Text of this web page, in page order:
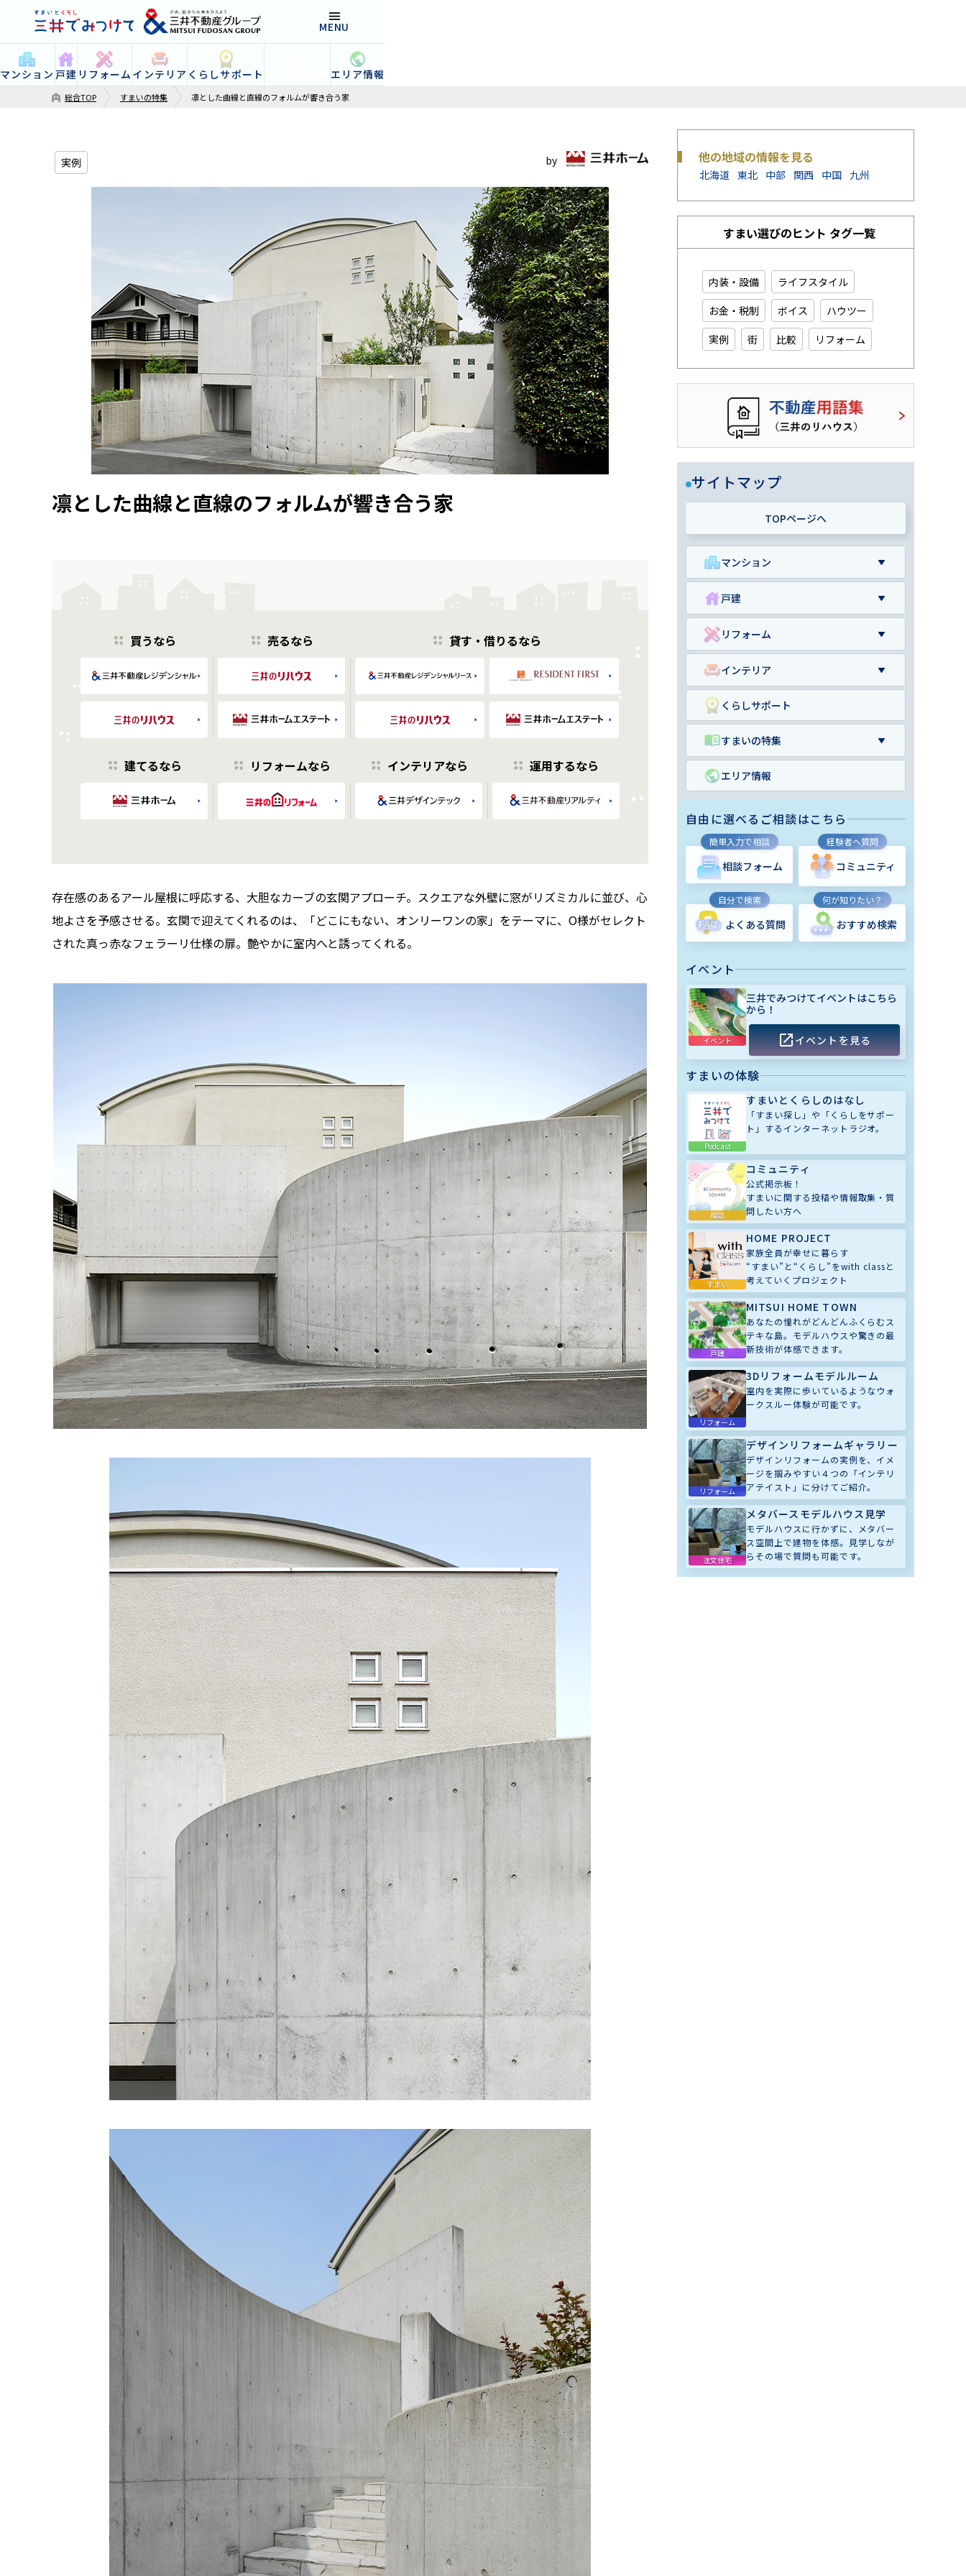
MENU
マンション 戸建 リフォーム インテリア くらしサポート エリア情報
総合TOP すまいの特集 凛とした曲線と直線のフォルムが響き合う家
実例
凛とした曲線と直線のフォルムが響き合う家
買うなら 売るなら
建てるなら リフォームなら
貸す・借りるなら
インテリアなら 運用するなら
存在感のあるアール屋根に呼応する、大胆なカーブの玄関アプローチ。スクエアな外壁に窓がリズミカルに並び、心
地よさを予感させる。玄関で迎えてくれるのは、「どこにもない、オンリーワンの家」をテーマに、O様がセレクト
された真っ赤なフェラーリ仕様の扉。艶やかに室内へと誘ってくれる。
他の地域の情報を見る
北海道 東北 中部 関西 中国 九州
すまい選びのヒント タグ一覧
内装・設備
ライフスタイル
お金・税制
ボイス
ハウツー
実例
街 比較 リフォーム
サイトマップ
TOPページへ
マンション
戸建
リフォーム
インテリア
くらしサポート
すまいの特集
エリア情報
自由に選べるご相談はこちら
簡単入力で相談
相談フォーム
経験者へ質問
コミュニティ
自分で検索
よくある質問
何が知りたい？
おすすめ検索
イベント
イベント
三井でみつけてイベントはこちら
から！
イベントを見る
すまいの体験
Podcast
すまいとくらしのはなし
「すまい探し」や「くらしをサポー
ト」するインターネットラジオ。
相談
コミュニティ
公式掲示板！
すまいに関する投稿や情報取集・質
問したい方へ
すまい
HOME PROJECT
家族全員が幸せに暮らす
“すまい”と“くらし”をwith classと
考えていくプロジェクト
戸建
MITSUI HOME TOWN
あなたの憧れがどんどんふくらむス
テキな島。モデルハウスや驚きの最
新技術が体感できます。
リフォーム
3Dリフォームモデルルーム
室内を実際に歩いているようなウォ
ークスルー体験が可能です。
リフォーム
デザインリフォームギャラリー
デザインリフォームの実例を、イメ
ージを掴みやすい４つの「インテリ
アテイスト」に分けてご紹介。
注文住宅
メタバースモデルハウス見学
モデルハウスに行かずに、メタバー
ス空間上で建物を体感。見学しなが
らその場で質問も可能です。